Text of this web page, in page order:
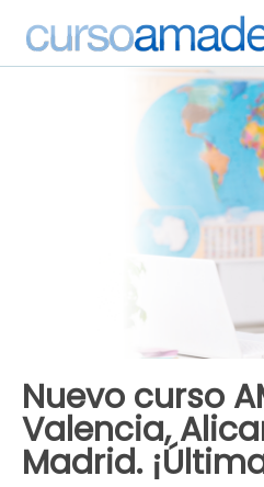
Nuevo curso
Valencia,
Madrid.